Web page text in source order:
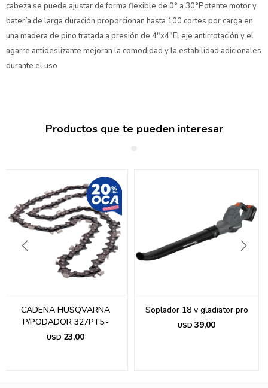
cabeza se puede ajustar de forma flexible de 0° a 30°Potente motor y
batería de larga duración proporcionan hasta 100 cortes por carga en
una madera de pino tratada a presión de 4"x4"El eje antirrotación y el
agarre antideslizante mejoran la comodidad y la estabilidad adicionales
durante el uso
Productos que te pueden interesar
CADENA HUSQVARNA
P/PODADOR 327PT5.-
USD 23,00
Soplador 18 v gladiator pro
USD 39,00